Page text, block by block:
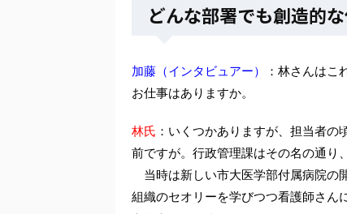
どんな部署でも創造的
加藤（インタビュアー）
：林さんはこ
お仕事はありますか。
林氏 ：いくつかありますが、担当者
前ですが。行政管理課はその名の通り
当時は新しい市大医学部付属病院の
組織のセオリーを学びつつ看護師さん